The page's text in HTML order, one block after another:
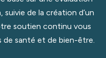
de la création d’un
soutien continu vous
santé et de bien-être.